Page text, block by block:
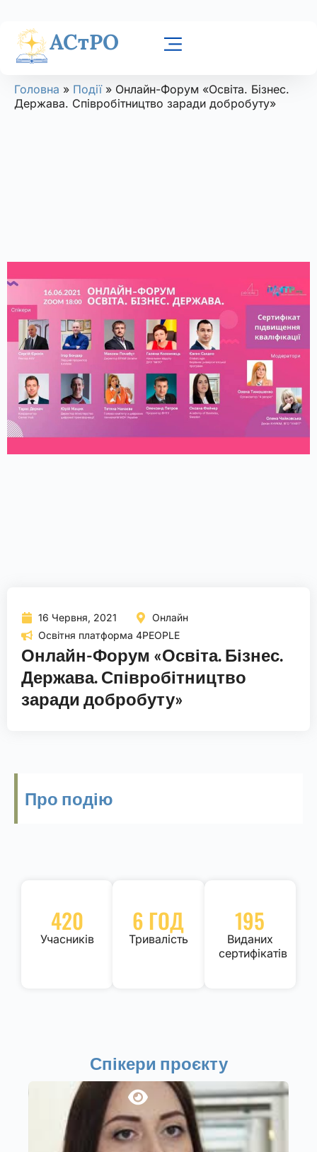
АСтРО
Головна » Події» Онлайн-Форум «Освіта. Бізнес.
Держава. Співробітництво заради добробуту»
16 Червня, 2021
Онлайн
Освітня платформа 4PEOPLE
Онлайн-Форум «Освіта. Бізнес.
Держава. Співробітництво
заради добробуту»
Про подію
420
Учасників
6 ГОД
Тривалість
195
Виданих
сертифікатів
Спікери проєкту